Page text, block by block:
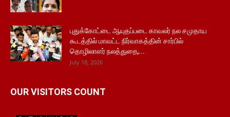
புதுக்கோட்டை ஆயுதப்படை காவலர் நல சமுதாய
கூடத்தில் மாவட்ட நிர்வாகத்தின் சார்பில்
தொழிலாளர் நலத்துறை,...
July 18, 2026
OUR VISITORS COUNT